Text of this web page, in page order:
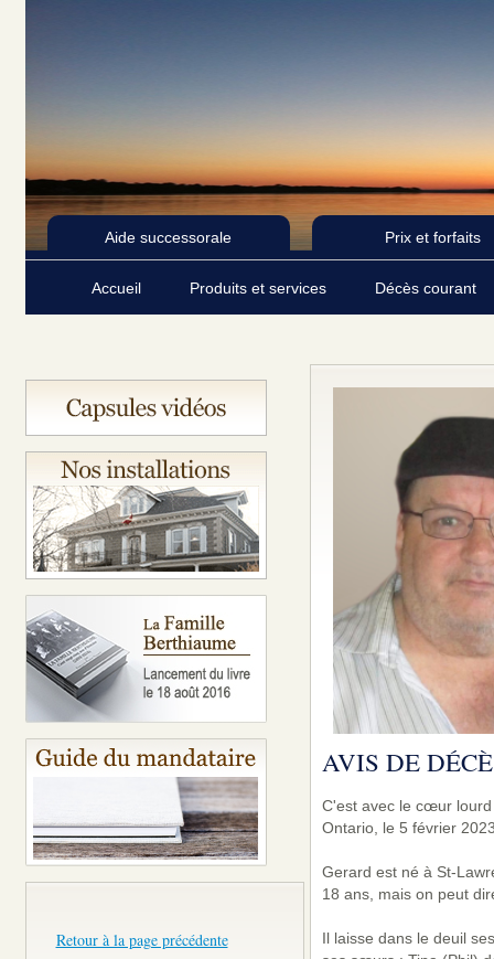
Aide successorale Prix et forfaits
Accueil Produits et services Décès courant
Retour à la page précédente
AVIS DE
C'est avec le cœur lourd
Ontario, le 5 février
Gerard est né à St-
18 ans, mais on peut
Il laisse dans le deuil